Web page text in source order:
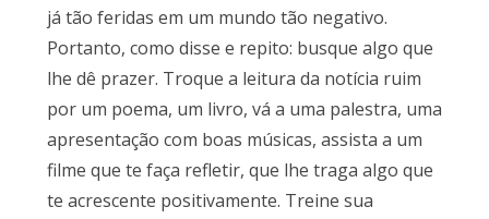
já tão feridas em um mundo tão negativo.
Portanto, como disse e repito: busque algo que
lhe dê prazer. Troque a leitura da notícia ruim
por um poema, um livro, vá a uma palestra, uma
apresentação com boas músicas, assista a um
filme que te faça refletir, que lhe traga algo que
te acrescente positivamente. Treine sua